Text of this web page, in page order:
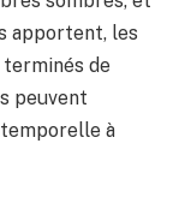
apportent, les
de
peuvent
à